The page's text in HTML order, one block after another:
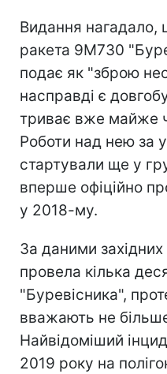
Видання нагадало,
ракета 9М730
подає як "зброю
насправді є
триває вже майже
Роботи над нею за
стартували ще у
вперше офіційно
у 2018-му.
За даними
провела кілька
"Буревісника",
вважають не
Найвідоміший
2019 року на